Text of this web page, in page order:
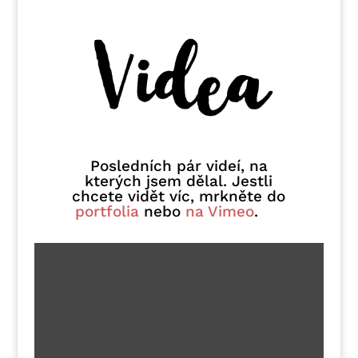
Posledních pár videí, na
kterých jsem dělal. Jestli
chcete vidět víc, mrkněte do
portfolia nebo na Vimeo.